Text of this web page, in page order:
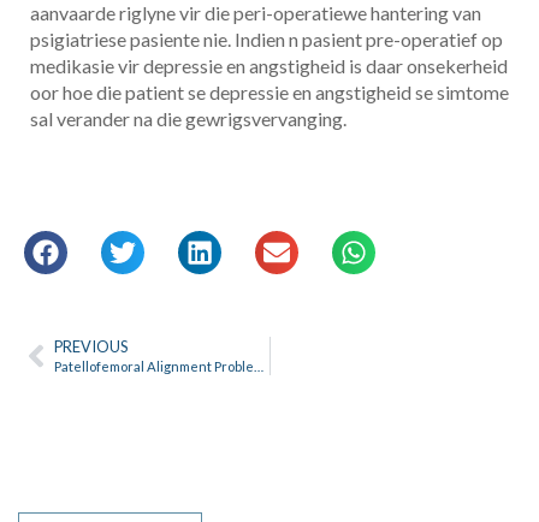
aanvaarde riglyne vir die peri-operatiewe hantering van
psigiatriese pasiente nie. Indien n pasient pre-operatief op
medikasie vir depressie en angstigheid is daar onsekerheid
oor hoe die patient se depressie en angstigheid se simtome
sal verander na die gewrigsvervanging.
PREVIOUS